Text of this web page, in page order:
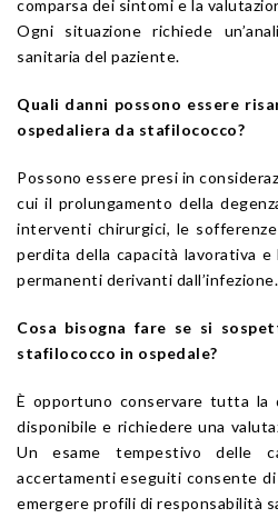
comparsa dei sintomi e la
Ogni situazione richiede
sanitaria del paziente.
Quali danni possono essere
ospedaliera da stafilococco?
Possono essere presi in
cui il prolungamento della
interventi chirurgici, le
perdita della capacità lavorativa
permanenti derivanti dall’infezione.
Cosa bisogna fare se si
stafilococco in ospedale?
È opportuno conservare tutta la
disponibile e richiedere una
Un esame tempestivo delle
accertamenti eseguiti consente
emergere profili di responsabilità